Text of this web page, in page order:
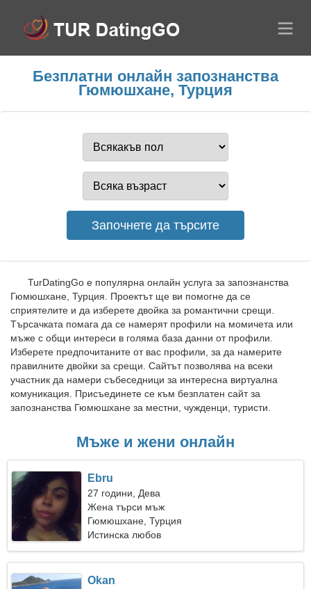
Безплатни онлайн запознанства
Гюмюшхане, Турция
TurDatingGo е популярна онлайн услуга за запознанства
Гюмюшхане, Турция. Проектът ще ви помогне да се
сприятелите и да изберете двойка за романтични срещи.
Търсачката помага да се намерят профили на момичета или
мъже с общи интереси в голяма база данни от профили.
Изберете предпочитаните от вас профили, за да намерите
правилните двойки за срещи. Сайтът позволява на всеки
участник да намери събеседници за интересна виртуална
комуникация. Присъединете се към безплатен сайт за
запознанства Гюмюшхане за местни, чужденци, туристи.
Мъже и жени онлайн
Ebru
27 години, Дева
Жена търси мъж
Гюмюшхане, Турция
Истинска любов
Okan